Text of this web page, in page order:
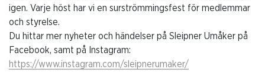
igen. Varje höst har vi en surströmmingsfest för medlemmar
och styrelse.
Du hittar mer nyheter och händelser på Sleipner Umåker på
Facebook, samt på Instagram:
https://www.instagram.com/sleipnerumaker/